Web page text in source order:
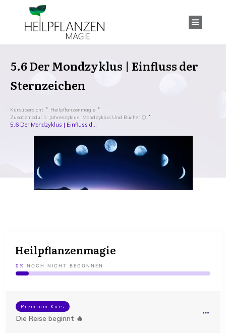
5.6 Der Mondzyklus | Einfluss der
Sternzeichen
Kursübersicht
Heilpflanzenmagie
Zusatzmodul 1: Jahreszyklus, Mondzyklus Und Bücher 🌕
5.6 Der Mondzyklus | Einfluss der Sternzeichen
Heilpflanzenmagie
0% NOCH NICHT BEGONNEN
Premium Kurs
Die Reise beginnt 🔥